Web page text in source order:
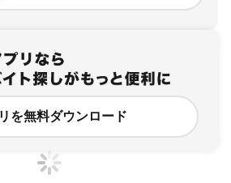
を無料ダウンロード